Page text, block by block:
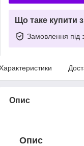
Що таке купити
Замовлення під
Опис
Опис